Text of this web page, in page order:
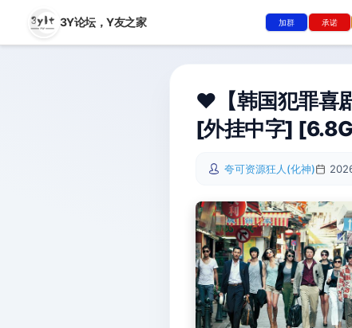
3Y论坛，Y友之家 加群 承诺
❤️【韩国犯罪喜
[外挂中字]
夸可资源狂人(化神)